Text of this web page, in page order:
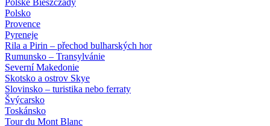
Polské Bieszczady
Polsko
Provence
Pyreneje
Rila a Pirin – přechod bulharských hor
Rumunsko – Transylvánie
Severní Makedonie
Skotsko a ostrov Skye
Slovinsko – turistika nebo ferraty
Švýcarsko
Toskánsko
Tour du Mont Blanc